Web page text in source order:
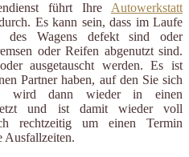
führt Ihre Autowerkstatt
Es kann sein, dass im Laufe
des Wagens defekt sind oder
oder Reifen abgenutzt sind.
ausgetauscht werden. Es ist
Partner haben, auf den Sie sich
wird dann wieder in einen
und ist damit wieder voll
rechtzeitig um einen Termin
Ausfallzeiten.